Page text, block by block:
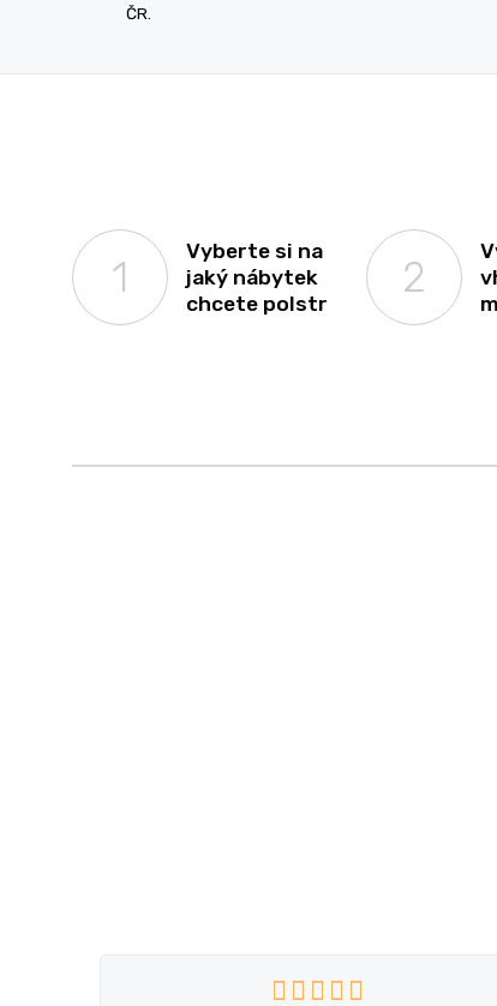
ČR.
Vyberte si na
jaký nábytek
chcete polstr